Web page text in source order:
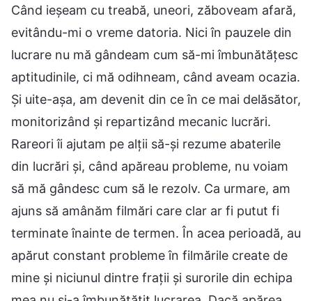
Când ieșeam cu treabă, uneori, zăboveam afară,
evitându-mi o vreme datoria. Nici în pauzele din
lucrare nu mă gândeam cum să-mi îmbunătățesc
aptitudinile, ci mă odihneam, când aveam ocazia.
Și uite-așa, am devenit din ce în ce mai delăsător,
monitorizând și repartizând mecanic lucrări.
Rareori îi ajutam pe alții să-și rezume abaterile
din lucrări și, când apăreau probleme, nu voiam
să mă gândesc cum să le rezolv. Ca urmare, am
ajuns să amânăm filmări care clar ar fi putut fi
terminate înainte de termen. În acea perioadă, au
apărut constant probleme în filmările create de
mine și niciunul dintre frații și surorile din echipa